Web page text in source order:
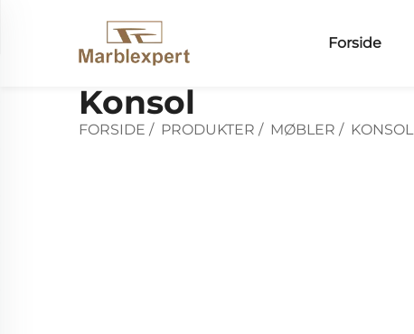
Forside
Konsol
FORSIDE / PRODUKTER / MØBLER / KONSOL